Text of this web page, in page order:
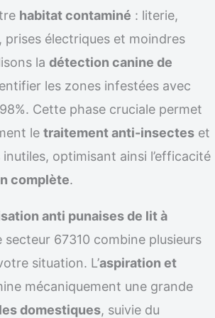
habitat contaminé : literie,
prises électriques et moindres
la détection canine de
les zones infestées avec
Cette phase cruciale permet
le traitement anti-insectes et
inutiles, optimisant ainsi l’efficacité
complète.
anti punaises de lit à
secteur 67310 combine plusieurs
situation. L’aspiration et
mécaniquement une grande
domestiques, suivie du